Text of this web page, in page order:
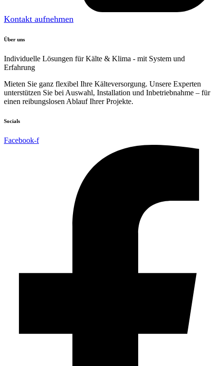
Kontakt aufnehmen
Über uns
Individuelle Lösungen für Kälte & Klima - mit System und
Erfahrung
Mieten Sie ganz flexibel Ihre Kälteversorgung. Unsere Experten
unterstützen Sie bei Auswahl, Installation und Inbetriebnahme – für
einen reibungslosen Ablauf Ihrer Projekte.
Socials
Facebook-f